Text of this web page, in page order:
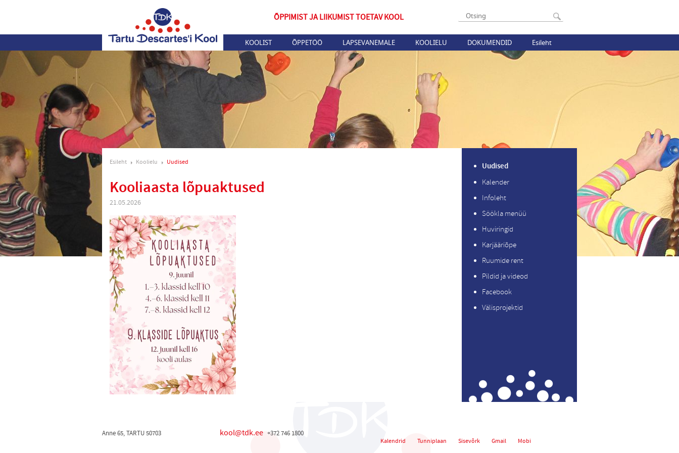
ÕPPIMIST JA LIIKUMIST TOETAV KOOL
KOOLIST ÕPPETÖÖ LAPSEVANEMALE KOOLIELU DOKUMENDID Esileht
Esileht Koolielu Uudised
Kooliaasta lõpuaktused
21.05.2026
Uudised
Kalender
Infoleht
Söökla menüü
Huviringid
Karjääriõpe
Ruumide rent
Pildid ja videod
Facebook
Välisprojektid
Kalendrid Tunniplaan Sisevõrk Gmail Mobi
Anne 65, TARTU 50703 kool@tdk.ee +372 746 1800